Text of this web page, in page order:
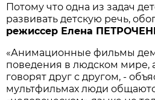
Потому что одна из задач
развивать детскую речь,
режиссер Елена
«Анимационные фильмы
поведения в людском мире,
говорят друг с другом, -
мультфильмах люди